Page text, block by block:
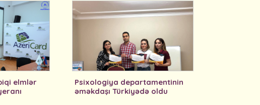
elmlər
Psixologiya departamentinin
əməkdaşı Türkiyədə oldu